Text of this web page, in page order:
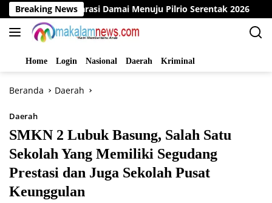
Langsung
ke
konten
Breaking News
Deklarasi Damai Menuju Pilrio Serentak 2026
Home Login Nasional Daerah Kriminal
Beranda Daerah
Daerah
SMKN 2 Lubuk Basung, Salah Satu
Sekolah Yang Memiliki Segudang
Prestasi dan Juga Sekolah Pusat
Keunggulan